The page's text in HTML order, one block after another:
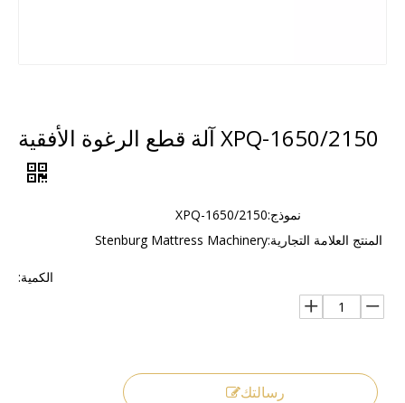
XPQ-1650/2150 آلة قطع الرغوة الأفقية
نموذج:XPQ-1650/2150
المنتج العلامة التجارية:Stenburg Mattress Machinery
الكمية:
رسالتك